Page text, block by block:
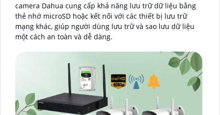
camera Dahua cung cấp khả năng lưu trữ dữ liệu bằng
thẻ nhớ microSD hoặc kết nối với các thiết bị lưu trữ
mạng khác, giúp người dùng lưu trữ và sao lưu dữ liệu
một cách an toàn và dễ dàng.